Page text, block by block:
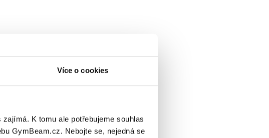
Více o cookies
K tomu ale potřebujeme souhlas
GymBeam.cz. Nebojte se, nejedná se